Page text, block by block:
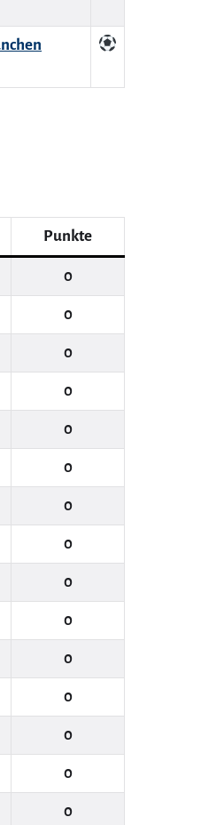
Punkte
0
0
0
0
0
0
0
0
0
0
0
0
0
0
0